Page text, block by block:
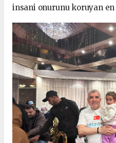
insani onurunu koruyan